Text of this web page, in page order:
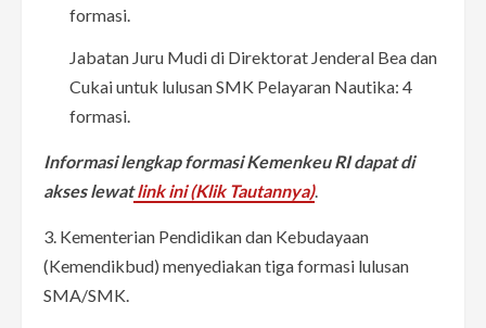
formasi.
Jabatan Juru Mudi di Direktorat Jenderal Bea dan
Cukai untuk lulusan SMK Pelayaran Nautika: 4
formasi.
Informasi lengkap formasi Kemenkeu RI dapat di
akses lewatlink ini (Klik Tautannya).
3. Kementerian Pendidikan dan Kebudayaan
(Kemendikbud) menyediakan tiga formasi lulusan
SMA/SMK.